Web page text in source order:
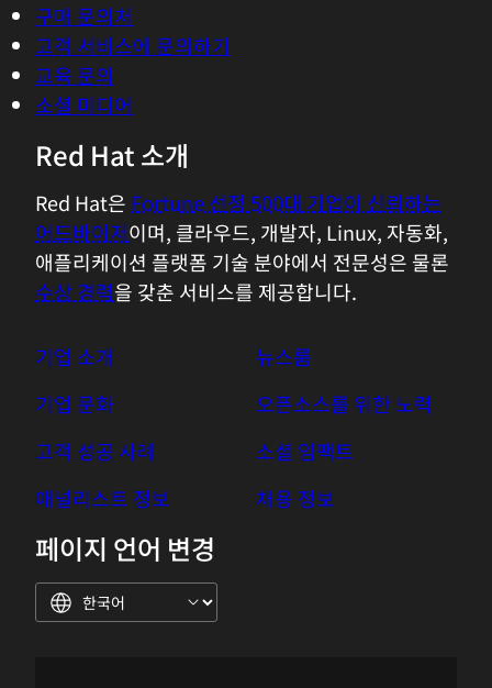
구매 문의처
고객 서비스에 문의하기
교육 문의
소셜 미디어
Red Hat 소개
Red Hat은 Fortune 선정 500대 기업이 신뢰하는
어드바이저이며, 클라우드, 개발자, Linux, 자동화,
애플리케이션 플랫폼 기술 분야에서 전문성은 물론
수상 경력을 갖춘 서비스를 제공합니다.
기업 소개
기업 문화
고객 성공 사례
애널리스트 정보
뉴스룸
오픈소스를 위한 노력
소셜 임팩트
채용 정보
페이지 언어 변경